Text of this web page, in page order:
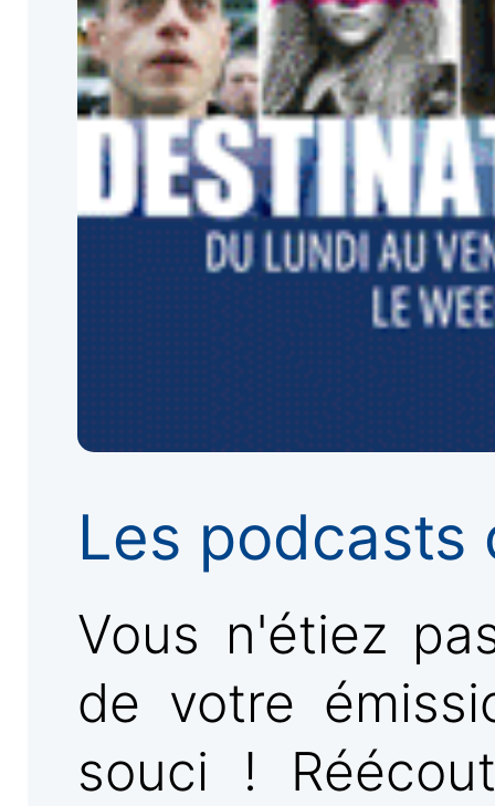
Les podcasts
Vous n'étiez
de votre
souci !